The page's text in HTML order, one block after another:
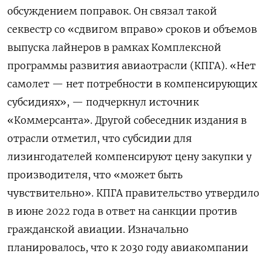
обсуждением поправок. Он связал такой
секвестр со «сдвигом вправо» сроков и объемов
выпуска лайнеров в рамках Комплексной
программы развития авиаотрасли (КПГА). «Нет
самолет — нет потребности в компенсирующих
субсидиях», — подчеркнул источник
«Коммерсанта». Другой собеседник издания в
отрасли отметил, что субсидии для
лизингодателей компенсируют цену закупки у
производителя, что «может быть
чувствительно». КПГА правительство утвердило
в июне 2022 года в ответ на санкции против
гражданской авиации. Изначально
планировалось, что к 2030 году авиакомпании